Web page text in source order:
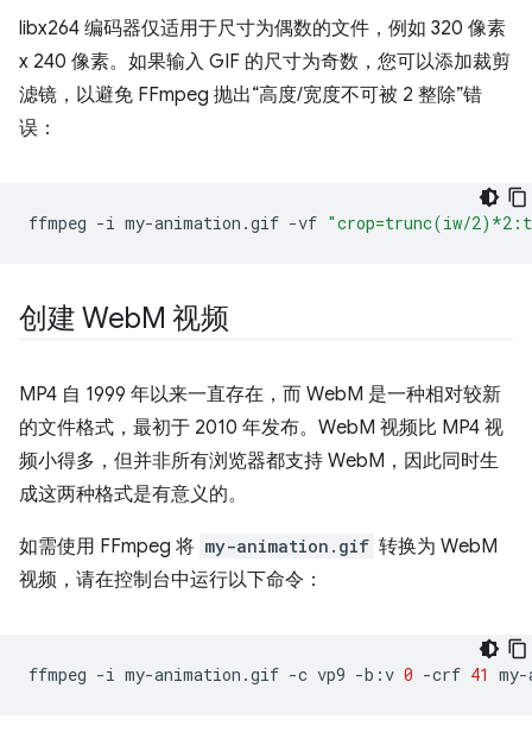
libx264 编码器仅适用于尺寸为偶数的文件，例如 320 像素
x 240 像素。如果输入 GIF 的尺寸为奇数，您可以添加裁剪
滤镜，以避免 FFmpeg 抛出“高度/宽度不可被 2 整除”错
误：
ffmpeg -i my-animation.gif -vf "crop=trunc(iw/
创建 WebM 视频
MP4 自 1999 年以来一直存在，而 WebM 是一种相对较新
的文件格式，最初于 2010 年发布。WebM 视频比 MP4 视
频小得多，但并非所有浏览器都支持 WebM，因此同时生
成这两种格式是有意义的。
如需使用 FFmpeg 将 my-animation.gif 转换为 WebM
视频，请在控制台中运行以下命令：
ffmpeg -i my-animation.gif -c vp9 -b:v 0 -crf 41